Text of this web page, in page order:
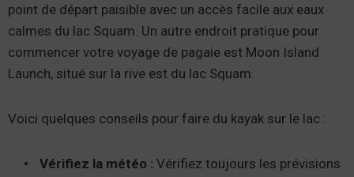
point de départ paisible avec un accès facile aux eaux
calmes du lac Squam. Un autre endroit pratique pour
commencer votre voyage de pagaie est Moon Island
Launch, situé sur la rive est du lac Squam.
Voici quelques conseils pour faire du kayak sur le lac :
Vérifiez la météo : Vérifiez toujours les prévisions